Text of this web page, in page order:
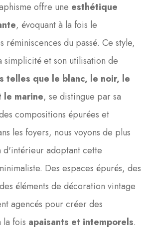
offre une esthétique
, évoquant à la fois le
réminiscences du passé. Ce style,
simplicité et son utilisation de
telles que le blanc, le noir, le
marine, se distingue par sa
compositions épurées et
les foyers, nous voyons de plus
d'intérieur adoptant cette
Des espaces épurés, des
éléments de décoration vintage
agencés pour créer des
la fois apaisants et intemporels.